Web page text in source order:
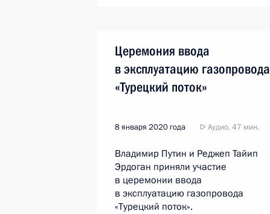
Церемония ввода
в эксплуатацию газопровода
«Турецкий поток»
8 января 2020 года Аудио, 47 мин.
Владимир Путин и Реджеп Тайип
Эрдоган приняли участие
в церемонии ввода
в эксплуатацию газопровода
«Турецкий поток».